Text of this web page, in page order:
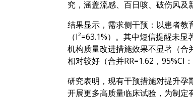
究，涵盖流感、百日咳、破伤风及
结果显示，需求侧干预：以患者教
（I²=63.1%）。其中短信提醒未
机构质量改进措施效果不显著（合
相对较好（合并RR=1.62，95%CI
研究表明，现有干预措施对提升
开展更多高质量临床试验，为制定